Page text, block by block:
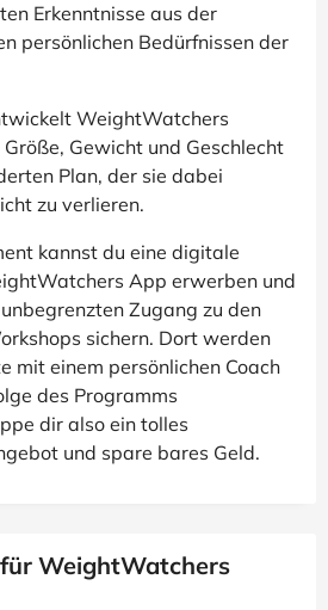
Erkenntnisse aus der
persönlichen Bedürfnissen der
WeightWatchers
Gewicht und Geschlecht
Plan, der sie dabei
zu verlieren.
kannst du eine digitale
App erwerben und
Zugang zu den
sichern. Dort werden
mit einem persönlichen Coach
des Programms
dir also ein tolles
und spare bares Geld.
WeightWatchers